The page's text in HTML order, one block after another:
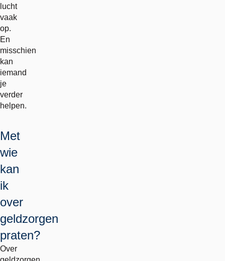
lucht
vaak
op.
En
misschien
kan
iemand
je
verder
helpen.
Met
wie
kan
ik
over
geldzorgen
praten?
Over